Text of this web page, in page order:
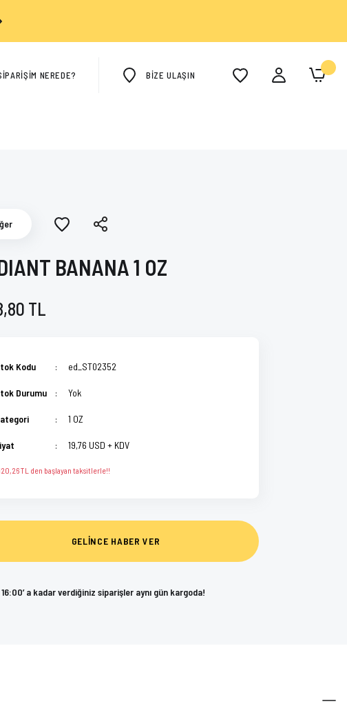
NEREDE? BİZE ULAŞIN
BANANA 1 OZ
TL
Kodu ed_ST02352
Durumu Yok
1 OZ
19,76 USD + KDV
TL den başlayan taksitlerle!!
GELİNCE HABER VER
16:00’ a kadar verdiğiniz siparişler aynı gün kargoda!